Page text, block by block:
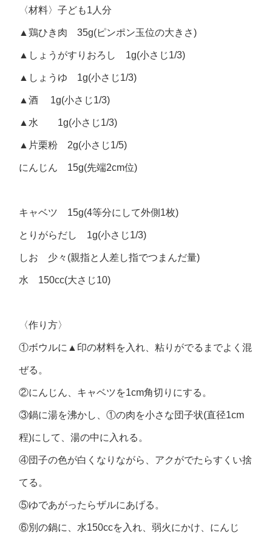
〈材料〉子ども1人分
▲鶏ひき肉 35g(ピンポン玉位の大きさ)
▲しょうがすりおろし 1g(小さじ1/3)
▲しょうゆ 1g(小さじ1/3)
▲酒 1g(小さじ1/3)
▲水 1g(小さじ1/3)
▲片栗粉 2g(小さじ1/5)
にんじん 15g(先端2cm位)
キャベツ 15g(4等分にして外側1枚)
とりがらだし 1g(小さじ1/3)
しお 少々(親指と人差し指でつまんだ量)
水 150cc(大さじ10)
〈作り方〉
①ボウルに▲印の材料を入れ、粘りがでるまでよく混
ぜる。
②にんじん、キャベツを1cm角切りにする。
③鍋に湯を沸かし、①の肉を小さな団子状(直径1cm
程)にして、湯の中に入れる。
④団子の色が白くなりながら、アクがでたらすくい捨
てる。
⑤ゆであがったらザルにあげる。
⑥別の鍋に、水150ccを入れ、弱火にかけ、にんじ